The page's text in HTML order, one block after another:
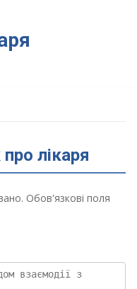
лікаря
Обов'язкові поля